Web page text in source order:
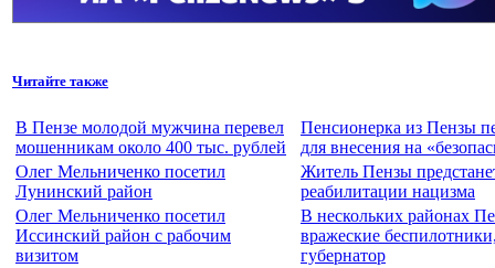
Читайте также
В Пензе молодой мужчина перевел
мошенникам около 400 тыс. рублей
Пенсионерка из Пензы
для внесения на
Олег Мельниченко посетил
Лунинский район
Житель Пензы
реабилитации нацизма
Олег Мельниченко посетил
Иссинский район с рабочим
визитом
В нескольких районах
вражеские
губернатор